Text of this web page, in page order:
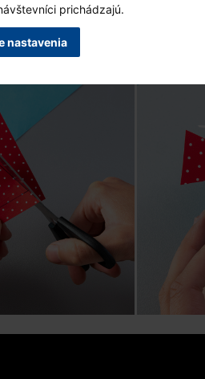
prichádzajú.
nastavenia